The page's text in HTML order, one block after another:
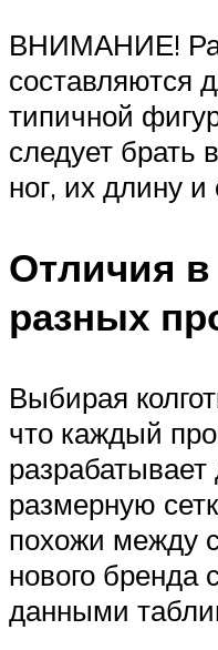
ВНИМАНИЕ!
составляются
типичной
следует брать
ног, их длину
Отличия в
разных
Выбирая
что каждый
размерную
похожи между
нового бренда
данными